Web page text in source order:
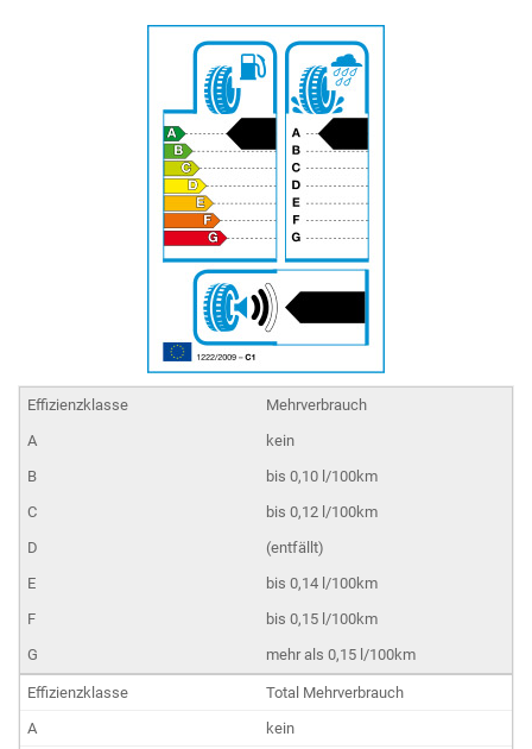
Mehrverbrauch
kein
bis 0,10 l/100km
bis 0,12 l/100km
(entfällt)
bis 0,14 l/100km
bis 0,15 l/100km
mehr als 0,15 l/100km
Total Mehrverbrauch
kein